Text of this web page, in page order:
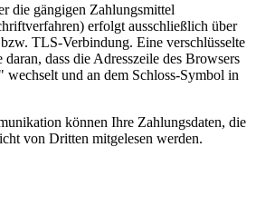
die gängigen Zahlungsmittel
erfolgt ausschließlich über
TLS-Verbindung. Eine verschlüsselte
dass die Adresszeile des Browsers
und an dem Schloss-Symbol in
können Ihre Zahlungsdaten, die
von Dritten mitgelesen werden.